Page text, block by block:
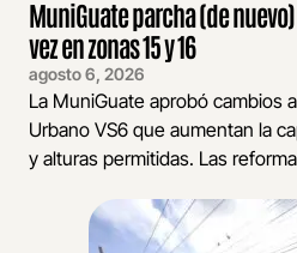
MuniGuate parcha (de
vez en zonas 15 y 16
agosto 6, 2026
La MuniGuate aprobó cambios
Urbano VS6 que aumentan la
y alturas permitidas. Las